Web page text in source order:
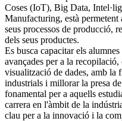
Coses (IoT), Big Data,
Manufacturing, està permetent
seus processos de producció,
dels seus productes.
Es busca capacitar els
avançades per a la
visualització de dades, amb la
industrials i millorar la presa
fonamental per a aquells
carrera en l'àmbit de la
clau per a la innovació i la